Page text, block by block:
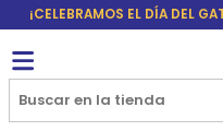
¡CELEBRAMOS EL DÍA DEL